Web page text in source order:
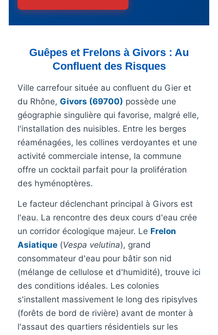
Guêpes et Frelons à Givors : Au
Confluent des Risques
Ville carrefour située au confluent du Gier et
du Rhône, Givors (69700) possède une
géographie singulière qui favorise, malgré elle,
l'installation des nuisibles. Entre les berges
réaménagées, les collines verdoyantes et une
activité commerciale intense, la commune
offre un cocktail parfait pour la prolifération
des hyménoptères.
Le facteur déclenchant principal à Givors est
l'eau. La rencontre des deux cours d'eau crée
un corridor écologique majeur. Le Frelon
Asiatique (Vespa velutina), grand
consommateur d'eau pour bâtir son nid
(mélange de cellulose et d'humidité), trouve ici
des conditions idéales. Les colonies
s'installent massivement le long des ripisylves
(forêts de bord de rivière) avant de monter à
l'assaut des quartiers résidentiels sur les